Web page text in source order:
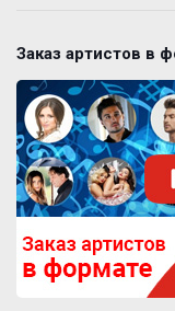
Заказ артистов в